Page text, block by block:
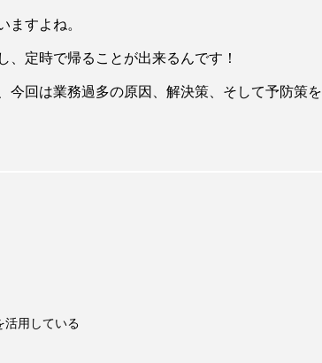
ますよね。
定時で帰ることが出来るんです！
今回は業務過多の原因、解決策、そして予防策を
活用している